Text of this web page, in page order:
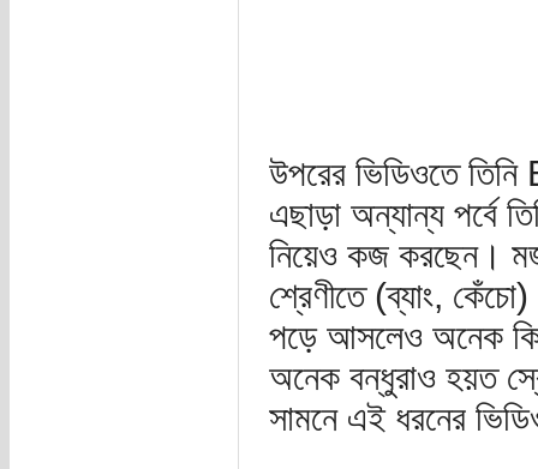
উপরের ভিডিওতে
এছাড়া অন্যান্য পর্বে
নিয়েও কজ করছেন।
শ্রেণীতে (ব্যাং,
পড়ে আসলেও অনেক
অনেক বন্ধুরাও হয়ত
সামনে এই ধরনের